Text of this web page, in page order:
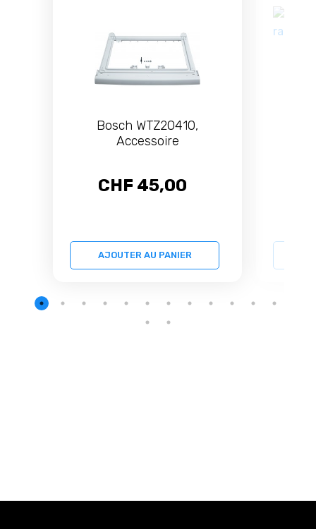
Bosch WTZ20410,
Accessoire
CHF 45,00
AJOUTER AU PANIER